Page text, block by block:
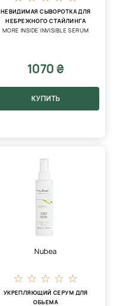
НЕВИДИМАЯ СЫВОРОТКА ДЛЯ
НЕБРЕЖНОГО СТАЙЛИНГА
MORE INSIDE INVISIBLE SERUM
1070 ₴
КУПИТЬ
Nubea
УКРЕПЛЯЮЩИЙ СЕРУМ ДЛЯ
ОБЬЕМА